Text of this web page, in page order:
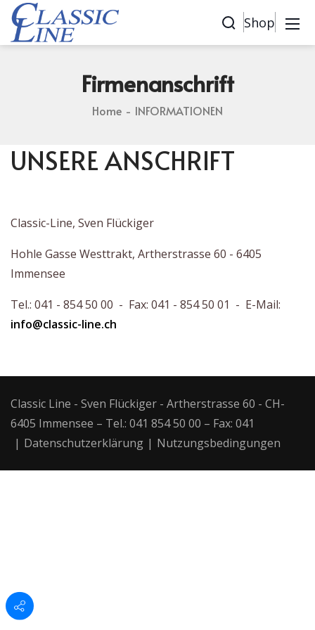
Shop
Firmenanschrift
Home INFORMATIONEN
UNSERE ANSCHRIFT
Classic-Line, Sven Flückiger
Hohle Gasse Westtrakt, Artherstrasse 60 - 6405
Immensee
Tel.: 041 - 854 50 00 - Fax: 041 - 854 50 01 - E-Mail:
info@classic-line.ch
Classic Line - Sven Flückiger - Artherstrasse 60 - CH-
6405 Immensee – Tel.: 041 854 50 00 – Fax: 041
| Datenschutzerklärung | Nutzungsbedingungen